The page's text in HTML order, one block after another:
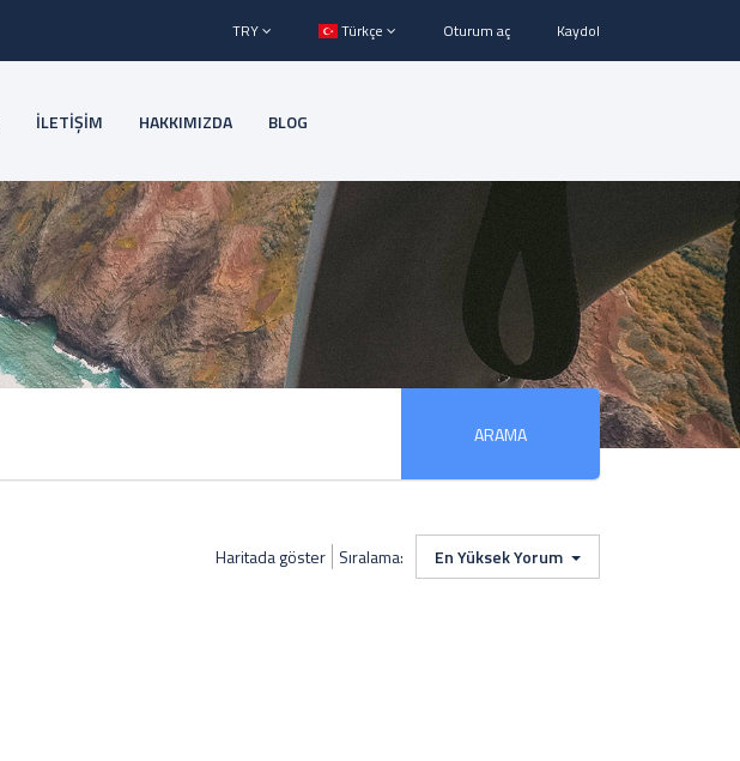
TRY Türkçe Oturum aç Kaydol
İLETİŞİM HAKKIMIZDA BLOG
ARAMA
Haritada göster Sıralama:
En Yüksek Yorum